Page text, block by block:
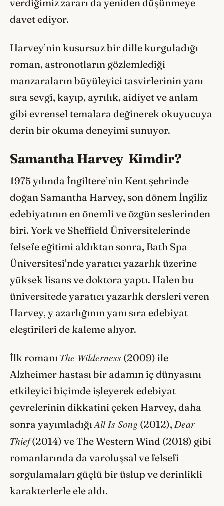
verdiğimiz zararı da yeniden düşünmeye
davet ediyor.
Harvey’nin kusursuz bir dille kurguladığı
roman, astronotların gözlemlediği
manzaraların büyüleyici tasvirlerinin yanı
sıra sevgi, kayıp, ayrılık, aidiyet ve anlam
gibi evrensel temalara değinerek okuyucuya
derin bir okuma deneyimi sunuyor.
Samantha Harvey Kimdir?
1975 yılında İngiltere’nin Kent şehrinde
doğan Samantha Harvey, son dönem İngiliz
edebiyatının en önemli ve özgün seslerinden
biri. York ve Sheffield Üniversitelerinde
felsefe eğitimi aldıktan sonra, Bath Spa
Üniversitesi’nde yaratıcı yazarlık üzerine
yüksek lisans ve doktora yaptı. Halen bu
üniversitede yaratıcı yazarlık dersleri veren
Harvey, y azarlığının yanı sıra edebiyat
eleştirileri de kaleme alıyor.
İlk romanı The Wilderness (2009) ile
Alzheimer hastası bir adamın iç dünyasını
etkileyici biçimde işleyerek edebiyat
çevrelerinin dikkatini çeken Harvey, daha
sonra yayımladığıAll Is Song (2012), Dear
Thief(2014) ve The Western Wind (2018) gibi
romanlarında da varoluşsal ve felsefi
sorgulamaları güçlü bir üslup ve derinlikli
karakterlerle ele aldı.